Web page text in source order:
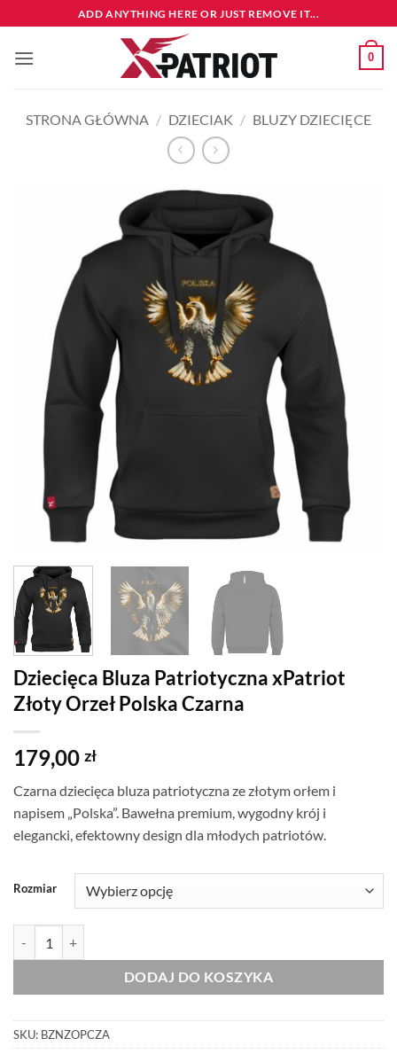
do
zawartości
ADD ANYTHING HERE OR JUST REMOVE IT...
0
STRONA GŁÓWNA / DZIECIAK / BLUZY DZIECIĘCE
Dziecięca Bluza Patriotyczna xPatriot
Złoty Orzeł Polska Czarna
179,00 zł
Czarna dziecięca bluza patriotyczna ze złotym orłem i
napisem „Polska”. Bawełna premium, wygodny krój i
elegancki, efektowny design dla młodych patriotów.
Rozmiar
DODAJ DO KOSZYKA
SKU: BZNZOPCZA